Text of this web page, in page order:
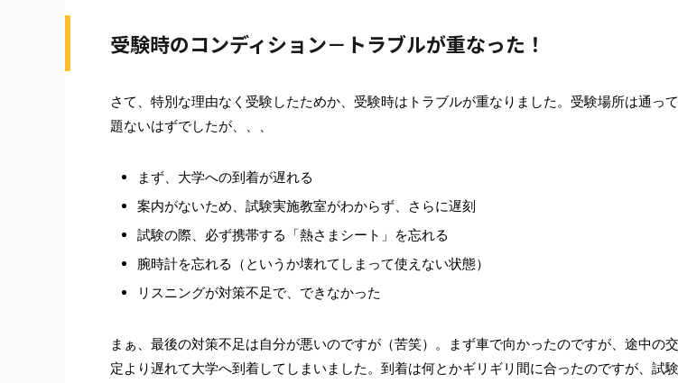
受験時のコンディション－トラブルが重なった！
さて、特別な理由なく受験したためか、受験時はトラブルが重なりました。受験場所は通っ
題ないはずでしたが、、、
まず、大学への到着が遅れる
案内がないため、試験実施教室がわからず、さらに遅刻
試験の際、必ず携帯する「熱さまシート」を忘れる
腕時計を忘れる（というか壊れてしまって使えない状態）
リスニングが対策不足で、できなかった
まぁ、最後の対策不足は自分が悪いのですが（苦笑）。まず車で向かったのですが、途中の
定より遅れて大学へ到着してしまいました。到着は何とかギリギリ間に合ったのですが、試